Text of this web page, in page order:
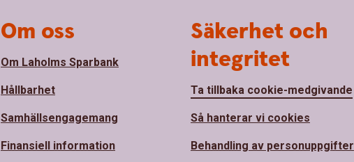
Om oss
Om Laholms Sparbank
Hållbarhet
Samhällsengagemang
Finansiell information
Säkerhet och
integritet
Ta tillbaka cookie-medgivande
Så hanterar vi cookies
Behandling av personuppgifter